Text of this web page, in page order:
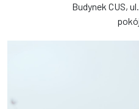
Budynek CUS,